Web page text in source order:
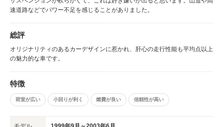
速道路などでパワー不足を感じることがありました。
総評
オリジナリティのあるカーデザインに惹かれ、肝心の走行性能も平均点以上
の魅力的な車です。
特徴
荷室が広い 小回りが利く 燃費が良い 信頼性が高い